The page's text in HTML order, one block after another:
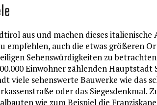
aus und machen dieses
empfehlen, auch die etwas größeren
Sehenswürdigkeiten zu
Einwohner zählenden Hauptstadt
viele sehenswerte Bauwerke wie das
oder das Siegesdenkmal.
wie zum Beispiel die